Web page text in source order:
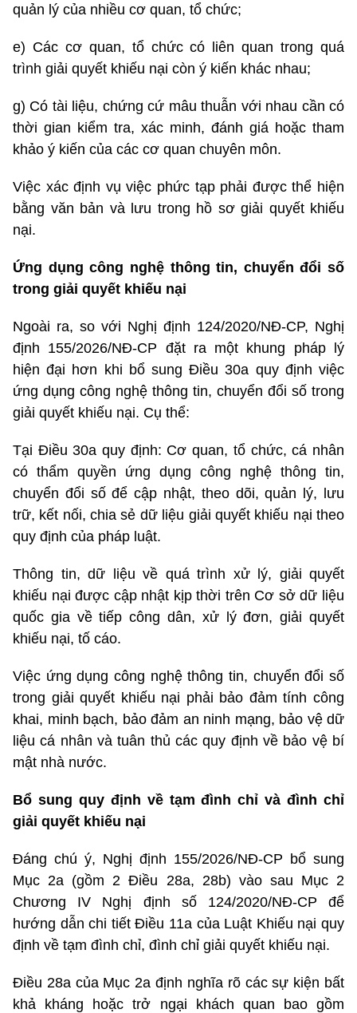
quản lý của nhiều cơ quan, tổ chức;
e) Các cơ quan, tổ chức có liên quan trong quá
trình giải quyết khiếu nại còn ý kiến khác nhau;
g) Có tài liệu, chứng cứ mâu thuẫn với nhau cần có
thời gian kiểm tra, xác minh, đánh giá hoặc tham
khảo ý kiến của các cơ quan chuyên môn.
Việc xác định vụ việc phức tạp phải được thể hiện
bằng văn bản và lưu trong hồ sơ giải quyết khiếu
nại.
Ứng dụng công nghệ thông tin, chuyển đổi số
trong giải quyết khiếu nại
Ngoài ra, so với Nghị định 124/2020/NĐ-CP, Nghị
định 155/2026/NĐ-CP đặt ra một khung pháp lý
hiện đại hơn khi bổ sung Điều 30a quy định việc
ứng dụng công nghệ thông tin, chuyển đổi số trong
giải quyết khiếu nại. Cụ thể:
Tại Điều 30a quy định: Cơ quan, tổ chức, cá nhân
có thẩm quyền ứng dụng công nghệ thông tin,
chuyển đổi số để cập nhật, theo dõi, quản lý, lưu
trữ, kết nối, chia sẻ dữ liệu giải quyết khiếu nại theo
quy định của pháp luật.
Thông tin, dữ liệu về quá trình xử lý, giải quyết
khiếu nại được cập nhật kịp thời trên Cơ sở dữ liệu
quốc gia về tiếp công dân, xử lý đơn, giải quyết
khiếu nại, tố cáo.
Việc ứng dụng công nghệ thông tin, chuyển đổi số
trong giải quyết khiếu nại phải bảo đảm tính công
khai, minh bạch, bảo đảm an ninh mạng, bảo vệ dữ
liệu cá nhân và tuân thủ các quy định về bảo vệ bí
mật nhà nước.
Bổ sung quy định về tạm đình chỉ và đình chỉ
giải quyết khiếu nại
Đáng chú ý, Nghị định 155/2026/NĐ-CP bổ sung
Mục 2a (gồm 2 Điều 28a, 28b) vào sau Mục 2
Chương IV Nghị định số 124/2020/NĐ-CPđể
hướng dẫn chi tiết Điều 11a của Luật Khiếu nại quy
định về tạm đình chỉ, đình chỉ giải quyết khiếu nại.
Điều 28a của Mục 2a định nghĩa rõ các sự kiện bất
khả kháng hoặc trở ngại khách quan bao gồm